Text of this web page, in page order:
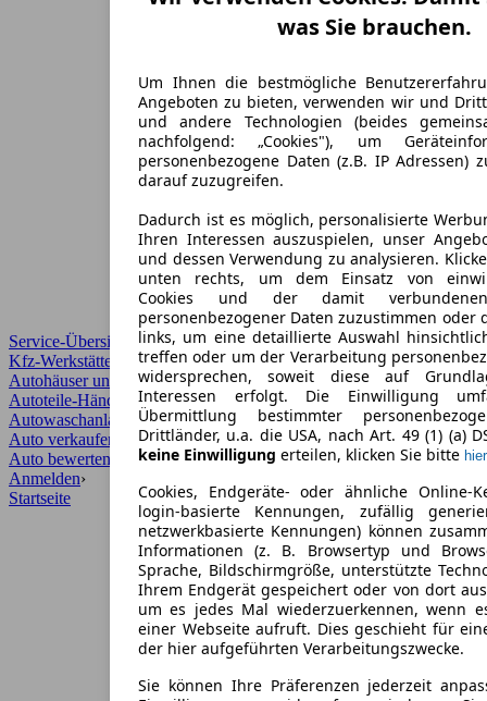
Service-Übersicht
Kfz-Werkstätten
Autohäuser und Händler
Autoteile-Händler
Autowaschanlagen
Auto verkaufen
Auto bewerten
Anmelden›
was Sie brauchen.
Um Ihnen die bestmögliche
Angeboten zu bieten, verwenden wir und
und andere Technologien (beides
nachfolgend: „Cookies"), um
personenbezogene Daten (z.B. IP Adressen)
darauf zuzugreifen.
Dadurch ist es möglich, personalisierte
Ihren Interessen auszuspielen, unser
und dessen Verwendung zu analysieren.
unten rechts, um dem Einsatz von
Cookies und der damit
personenbezogener Daten zuzustimmen oder
links, um eine detaillierte Auswahl
treffen oder um der Verarbeitung
widersprechen, soweit diese auf
Interessen erfolgt. Die Einwilligung
Übermittlung bestimmter
Drittländer, u.a. die USA, nach Art. 49 (1) (a)
keine Einwilligung erteilen, klicken Sie bitte hier
Cookies, Endgeräte- oder ähnliche Online-
login-basierte Kennungen, zufällig
netzwerkbasierte Kennungen) können
Informationen (z. B. Browsertyp und
Sprache, Bildschirmgröße, unterstützte
Ihrem Endgerät gespeichert oder von dort
um es jedes Mal wiederzuerkennen, wenn
einer Webseite aufruft. Dies geschieht für
der hier aufgeführten Verarbeitungszwecke.
Sie können Ihre Präferenzen jederzeit
Startseite